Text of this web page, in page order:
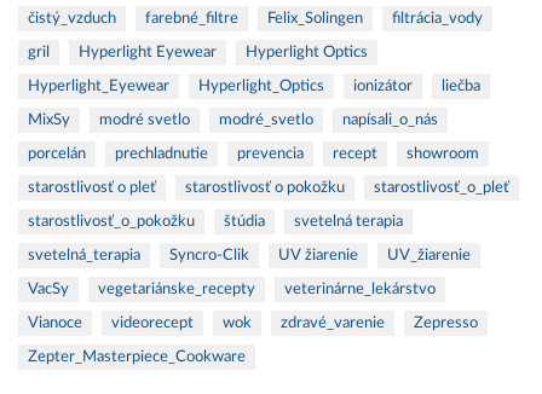
čistý_vzduch farebné_filtre Felix_Solingen filtrácia_vody
gril Hyperlight Eyewear Hyperlight Optics
Hyperlight_Eyewear Hyperlight_Optics ionizátor liečba
MixSy modré svetlo modré_svetlo napísali_o_nás
porcelán prechladnutie prevencia recept showroom
starostlivosť o pleť starostlivosť o pokožku starostlivosť_o_pleť
starostlivosť_o_pokožku štúdia svetelná terapia
svetelná_terapia Syncro-Clik UV žiarenie UV_žiarenie
VacSy vegetariánske_recepty veterinárne_lekárstvo
Vianoce videorecept wok zdravé_varenie Zepresso
Zepter_Masterpiece_Cookware